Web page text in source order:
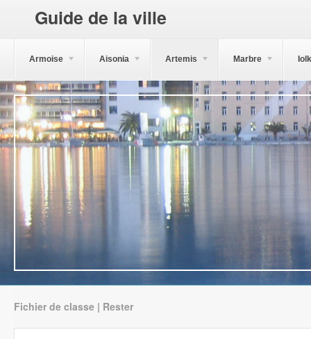
Guide de la ville
Armoise Aisonia Artemis Marbre
Fichier de classe | Rester